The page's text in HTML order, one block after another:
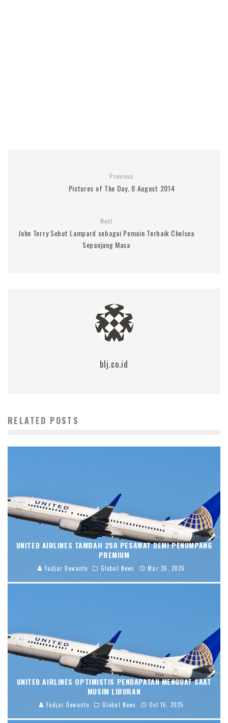
Previous
Pictures of The Day, 8 August 2014
Next
John Terry Sebut Lampard sebagai Pemain Terbaik Chelsea
Sepanjang Masa
blj.co.id
RELATED POSTS
UNITED AIRLINES TAMBAH 250 PESAWAT DEMI PENUMPANG
PREMIUM
Fadjar Dewanto Global News Mar 26, 2026
UNITED AIRLINES OPTIMISTIS PENDAPATAN MENGUAT SAAT
MUSIM LIBURAN
Fadjar Dewanto Global News Oct 16, 2025